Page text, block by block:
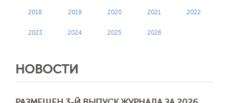
2018 2019 2020 2021 2022
2023 2024 2025 2026
НОВОСТИ